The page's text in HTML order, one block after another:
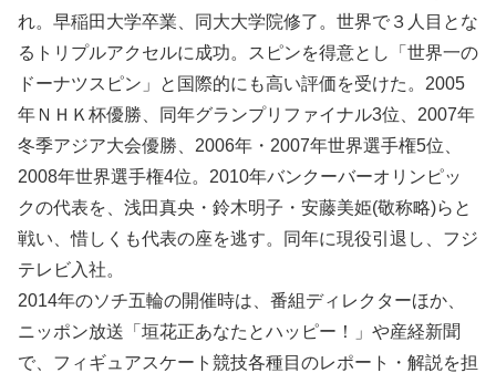
れ。早稲田大学卒業、同大大学院修了。世界で３人目とな
るトリプルアクセルに成功。スピンを得意とし「世界一の
ドーナツスピン」と国際的にも高い評価を受けた。2005
年ＮＨＫ杯優勝、同年グランプリファイナル3位、2007年
冬季アジア大会優勝、2006年・2007年世界選手権5位、
2008年世界選手権4位。2010年バンクーバーオリンピッ
クの代表を、浅田真央・鈴木明子・安藤美姫(敬称略)らと
戦い、惜しくも代表の座を逃す。同年に現役引退し、フジ
テレビ入社。
2014年のソチ五輪の開催時は、番組ディレクターほか、
ニッポン放送「垣花正あなたとハッピー！」や産経新聞
で、フィギュアスケート競技各種目のレポート・解説を担